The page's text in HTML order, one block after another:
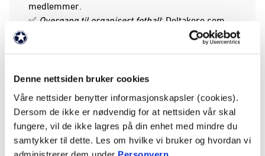
Denne nettsiden bruker cookies
Våre nettsider benytter informasjonskapsler (cookies).
Dersom de ikke er nødvendig for at nettsiden vår skal
fungere, vil de ikke lagres på din enhet med mindre du
samtykker til dette. Les om hvilke vi bruker og hvordan vi
medlemmer.
✅ Overgang til organisert fotball: Deltakere som
ønsker å prøve seg i Odds Ballklubbs ordinære
barne- og ungdomslag får muligheten til dette
✅Åpen dør for integreringstiltak
Odds Ballklubb.
Hva tilbyr vi?
✅Treninger: Ukentlige økter på Skagerak Arena